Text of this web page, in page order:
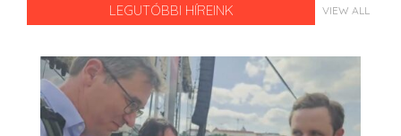
LEGUTÓBBI HÍREINK VIEW ALL